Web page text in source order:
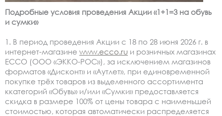
Подробные условия проведения Акции «1+1=3 на обувь
и сумки»
1. В период проведения Акции с 18 по 28 июня 2026 г. в
интернет-магазине www.ecco.ru и розничных магазинах
ЕССО (ООО «ЭККО-РОС»), за исключением магазинов
форматов «Дисконт» и «Аутлет», при единовременной
покупке трёх товаров из выделенного ассортимента
ккатегорий «Обувь» и/или «Сумки» предоставляется
скидка в размере 100% от цены товара с наименьшей
стоимостью, которая автоматически распределяется